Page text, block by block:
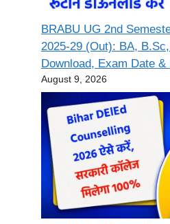
BRABU UG 2nd
2025-29 (Out): BA,
Download, Exam Date
August 9, 2026